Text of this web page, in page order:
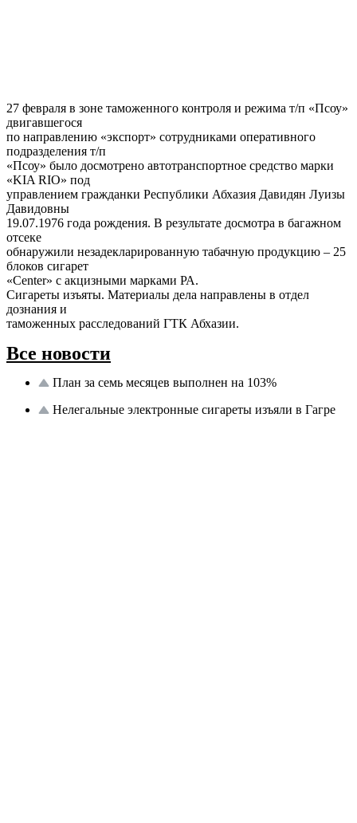
27 февраля в зоне таможенного контроля и режима т/п «Псоу»
двигавшегося
по направлению «экспорт» сотрудниками оперативного
подразделения т/п
«Псоу» было досмотрено автотранспортное средство марки
«KIA RIO» под
управлением гражданки Республики Абхазия Давидян Луизы
Давидовны
19.07.1976 года рождения. В результате досмотра в багажном
отсеке
обнаружили незадекларированную табачную продукцию – 25
блоков сигарет
«Center» с акцизными марками РА.
Сигареты изъяты. Материалы дела направлены в отдел
дознания и
таможенных расследований ГТК Абхазии.
Все новости
План за семь месяцев выполнен на 103%
Нелегальные электронные сигареты изъяли в Гагре